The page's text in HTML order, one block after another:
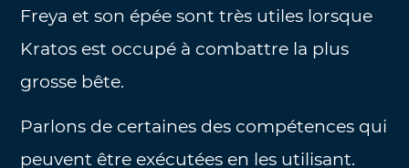
Freya et son épée sont très utiles lorsque
Kratos est occupé à combattre la plus
grosse bête.
Parlons de certaines des compétences qui
peuvent être exécutées en les utilisant.